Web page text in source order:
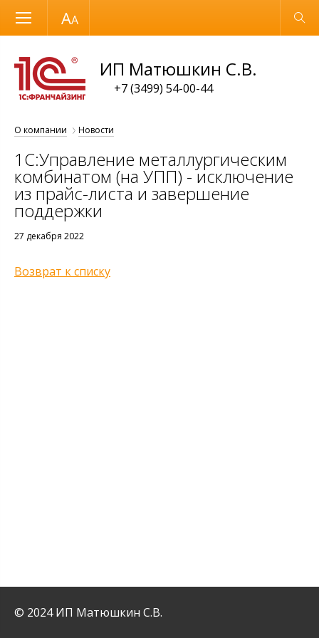
Размер шрифта Обычная версия
ИП Матюшкин С.В.
+7 (3499) 54-00-44
О компании Новости
1С:Управление металлургическим
комбинатом (на УПП) - исключение
из прайс-листа и завершение
поддержки
27 декабря 2022
Возврат к списку
© 2024 ИП Матюшкин С.В.